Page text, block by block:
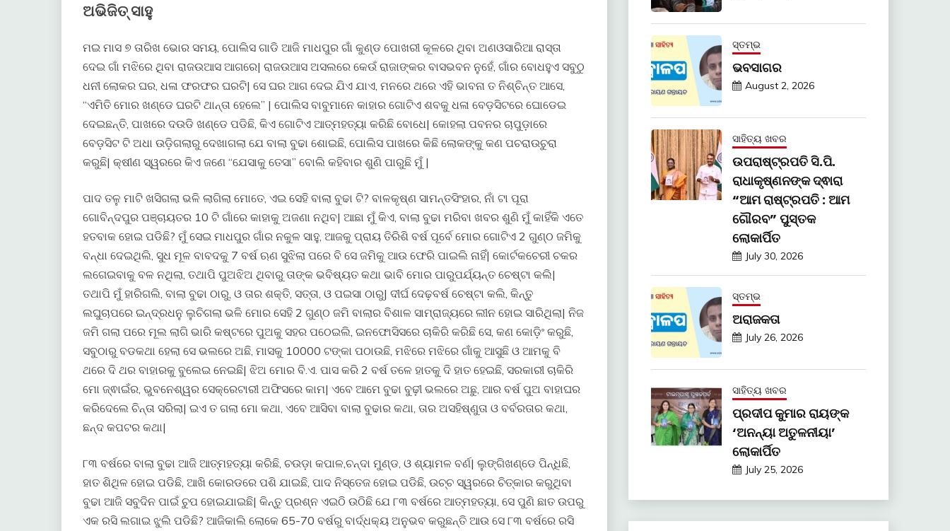
ଅଭିଜିତ୍ ସାହୁ
ମଇ ମାସ ୭ ତାରିଖ ଭୋର ସମୟ, ପୋଲିସ ଗାଡି ଆଜି ମାଧପୁର ଗାଁ କୁଣ୍ଡ ପୋଖରୀ କୂଳରେ ଥିବା ଅଣଓସାରିଆ ରାସ୍ତା
ଦେଇ ଗାଁ ମଝିରେ ଥିବା ରାଜଉଆସ ଆଗରେ| ରାଜଉଆସ ଅସଲରେ କେଉଁ ରାଜାଙ୍କର ବାସଭବନ ନୁହେଁ, ଗାଁର ବୋଧହୁଏ ସବୁଠୁ
ଧନୀ ଲୋକର ଘର, ଧଳା ଫରଫର ଘରଟି| ସେ ଘର ଆଗ ଦେଇ ଯିଏ ଯାଏ, ମନରେ ଥରେ ଏହି ଭାବନା ତ ନିଶ୍ଚିନ୍ତ ଆସେ,
“ଏମିତି ମୋର ଖଣ୍ଡେ ଘରଟି ଥାନ୍ତା ହେଲେ” | ପୋଲିସ ବାବୁମାନେ କାହାର ଗୋଟିଏ ଶବକୁ ଧଳା ବେଡ଼ସିଟରେ ଘୋଡେଇ
ଦେଇଛନ୍ତି, ପାଖରେ ଦଉଡି ଖଣ୍ଡେ ପଡିଛି, କିଏ ଗୋଟିଏ ଆତ୍ମହତ୍ୟା କରିଛି ବୋଧେ| କୋହଲା ପବନର ଚାପୁଡ଼ାରେ
ବେଡ଼ସିଟ ଟି ଅଧା ଉଡ଼ିଗଲାରୁ ଦେଖାଗଲା ଯେ ବାଲା ବୁଢା ଶୋଇଛି, ପୋଲିସ ପାଖରେ କିଛି ଲୋକଙ୍କୁ କଣ ପଚରାଉଚୁରା
କରୁଛି| କ୍ଷୀଣ ସ୍ୱରରେ କିଏ ଜଣେ “ଯେସାକୁ ତେସା” ବୋଲି କହିବାର ଶୁଣି ପାରୁଛି ମୁଁ |
ପାଦ ତଳୁ ମାଟି ଖସିଗଲା ଭଳି ଲାଗିଲା ମୋତେ, ଏଇ ସେହି ବାଲା ବୁଢା ଟି? ବାଳକୃଷ୍ଣ ସାମନ୍ତସିଂହାର, ନାଁ ଟା ପୂରା
ଗୋବିନ୍ଦପୁର ପଞ୍ଚାୟତର 10 ଟି ଗାଁରେ କାହାକୁ ଅଜଣା ନଥିବ| ଆଛା ମୁଁ କିଏ, ବାଲା ବୁଢା ମରିବା ଖବର ଶୁଣି ମୁଁ କାହିଁକି ଏତେ
ହତବାକ ହୋଇ ପଡିଛି? ମୁଁ ସେଇ ମାଧପୁର ଗାଁର ନକୁଳ ସାହୁ, ଆଜକୁ ପ୍ରାୟ ତିରିଶି ବର୍ଷ ପୂର୍ବେ ମୋର ଗୋଟିଏ 2 ଗୁଣ୍ଠ ଜମିକୁ
ବନ୍ଧା ଦେଇଥିଲି, ସୁଧ ମୂଳ ବାବଦକୁ 7 ବର୍ଷ ଋଣ ସୁଝିଲା ପରେ ବି ସେ ଜମିକୁ ଆଉ ଫେରି ପାଇଲି ନାହିଁ| କୋର୍ଟକଚେରୀ ଚକର
ଲଗେଇବାକୁ ବଳ ନଥିଲା, ତଥାପି ପୁଅଝିଅ ଥିବାରୁ ତାଙ୍କ ଭବିଷ୍ୟତ କଥା ଭାବି ମୋର ପାରୁପର୍ଯ୍ୟନ୍ତ ଚେଷ୍ଟା କଲି|
ତଥାପି ମୁଁ ହାରିଗଲି, ବାଲା ବୁଢା ଠାରୁ, ଓ ତାର ଶକ୍ତି, ସତ୍ତା, ଓ ପଇସା ଠାରୁ| ଦୀର୍ଘ ଦେଢ଼ବର୍ଷ ଚେଷ୍ଟା କଲି, କିନ୍ତୁ
ଲଘୁଚାପରେ ଇନ୍ଦ୍ରଧନୁ ଲୁଚିଗଲା ଭଳି ମୋର ସେହି 2 ଗୁଣ୍ଠ ଜମି ବାଲାର ବିଶାଳ ସାମ୍ରାଜ୍ୟରେ ଲୀନ ହୋଇ ସାରିଥିଲା| ନିଜ
ଜମି ଗଲା ପରେ ମୂଲ ଲାଗି ଭାରି କଷ୍ଟରେ ପୁଅକୁ ସହର ପଠେଇଲି, ଇନଫୋସିସରେ ଚାକିରି କରିଛି ସେ, କଣ କୋଡ଼ିଂ କରୁଛି,
ସବୁଠାରୁ ବଡକଥା ହେଲା ସେ ଭଲରେ ଅଛି, ମାସକୁ 10000 ଟଙ୍କା ପଠାଉଛି, ମଝିରେ ମଝିରେ ଗାଁକୁ ଆସୁଛି ଓ ଆମକୁ ବି
ଥରେ ଦି ଥର ବାହାରକୁ ବୁଲେଇ ନେଇଛି| ଝିଅ ମୋର ବି.ଏ. ପାସ କରି 2 ବର୍ଷ ତଳେ ହାତକୁ ଦି ହାତ ହେଇଛି, ସରକାରୀ ଚାକିରି
ମୋ ଜ୍ଵାଇଁର, ଭୁବନେଶ୍ୱର ସେକ୍ରେଟାରୀ ଅଫିସରେ କାମ| ଏବେ ଆମେ ବୁଢା ବୁଢ଼ୀ ଭଲରେ ଅଛୁ, ଆର ବର୍ଷ ପୁଅ ବାହାଘର
କରିଦେଲେ ଚିନ୍ତା ସରିଲା| ଇଏ ତ ଗଲା ମୋ କଥା, ଏବେ ଆସିବା ବାଲା ବୁଢାର କଥା, ତାର ଅସହିଷ୍ଣୁତା ଓ ବର୍ବରତାର କଥା,
ଛନ୍ଦ କପଟର କଥା|
୮୩ ବର୍ଷରେ ବାଲା ବୁଢା ଆଜି ଆତ୍ମହତ୍ୟା କରିଛି, ଚଉଡ଼ା କପାଳ,ଚନ୍ଦା ମୁଣ୍ଡ, ଓ ଶ୍ୟାମଳ ବର୍ଣ| ଲୁଙ୍ଗିଖଣ୍ଡେ ପିନ୍ଧିଛି,
ହାତ ଶିଥିଳ ହୋଇ ପଡିଛି, ଆଖି କୋରଡରେ ପଶି ଯାଇଛି, ପାଦ ନିସ୍ତେଜ ହୋଇ ପଡିଛି, ଉଚ୍ଚ ସ୍ୱରରେ ଚିତ୍କାର କରୁଥିବା
ବୁଢା ଆଜି ସବୁଦିନ ପାଇଁ ଚୁପ ହୋଇଯାଇଛି| କିନ୍ତୁ ପ୍ରଶ୍ନ ଏଇଠି ଉଠିଛି ଯେ ୮୩ ବର୍ଷରେ ଆତ୍ମହତ୍ୟା, ସେ ପୁଣି ଛାତ ଉପରୁ
ଏକ ରସି ଲଗାଇ ଝୁଲି ପଡିଛି? ଆଜିକାଲି ଲୋକେ 65-70 ବର୍ଷରୁ ବାର୍ଦ୍ଧକ୍ୟ ଅନୁଭବ କରୁଛନ୍ତି ଆଉ ସେ ୮୩ ବର୍ଷରେ ରସି
ସ୍ତମ୍ଭ
ଭବସାଗର
August 2, 2026
ସାହିତ୍ୟ ଖବର
ଉପରାଷ୍ଟ୍ରପତି ସି.ପି.
ରାଧାକୃଷ୍ଣନଙ୍କ ଦ୍ଵାରା
“ଆମ ରାଷ୍ଟ୍ରପତି : ଆମ
ଗୌରବ” ପୁସ୍ତକ
ଲୋକାର୍ପିତ
July 30, 2026
ସ୍ତମ୍ଭ
ଅରାଜକତା
July 26, 2026
ସାହିତ୍ୟ ଖବର
ପ୍ରଦୀପ କୁମାର ରାୟଙ୍କ
‘ଅନନ୍ୟା ଅତୁଳନୀୟା’
ଲୋକାର୍ପିତ
July 25, 2026